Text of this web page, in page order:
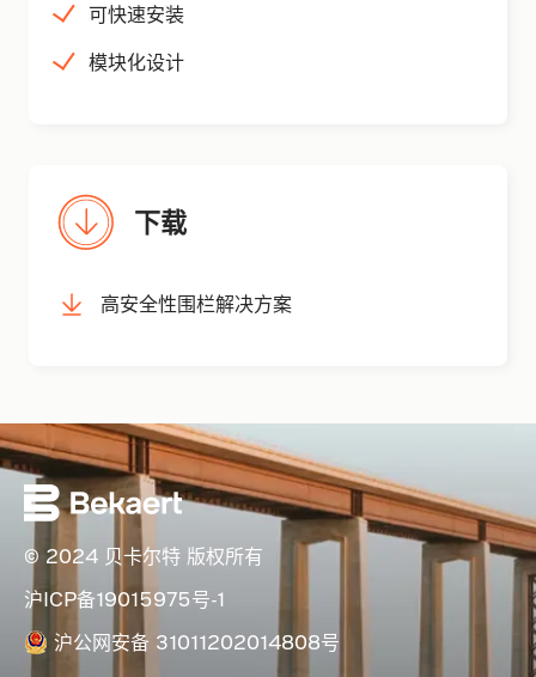
可快速安装
模块化设计
下载
高安全性围栏解决方案
© 2024 贝卡尔特 版权所有
沪ICP备19015975号-1
沪公网安备 31011202014808号